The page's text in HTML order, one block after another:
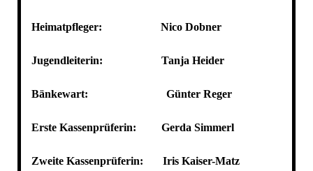
Heimatpfleger: Nico Dobner
Jugendleiterin: Tanja Heider
Bänkewart: Günter Reger
Erste Kassenprüferin: Gerda Simmerl
Zweite Kassenprüferin: Iris Kaiser-Matz